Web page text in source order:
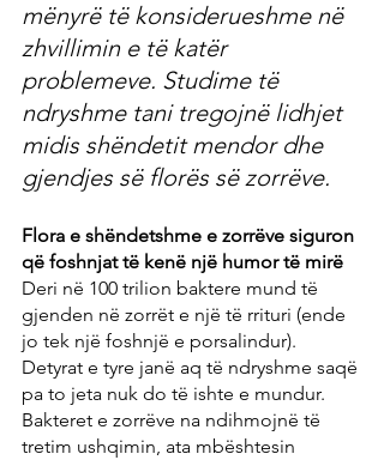
mënyrë të konsiderueshme në
zhvillimin e të katër
problemeve. Studime të
ndryshme tani tregojnë lidhjet
midis shëndetit mendor dhe
gjendjes së florës së zorrëve.
Flora e shëndetshme e zorrëve siguron
që foshnjat të kenë një humor të mirë
Deri në 100 trilion baktere mund të
gjenden në zorrët e një të rrituri (ende
jo tek një foshnjë e porsalindur).
Detyrat e tyre janë aq të ndryshme saqë
pa to jeta nuk do të ishte e mundur.
Bakteret e zorrëve na ndihmojnë të
tretim ushqimin, ata mbështesin